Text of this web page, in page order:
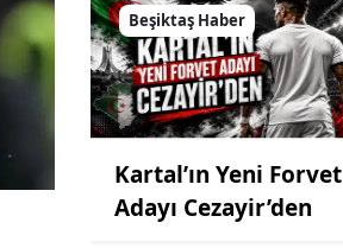
Beşiktaş Haber
Kartal’ın Yeni Forvet
Adayı Cezayir’den